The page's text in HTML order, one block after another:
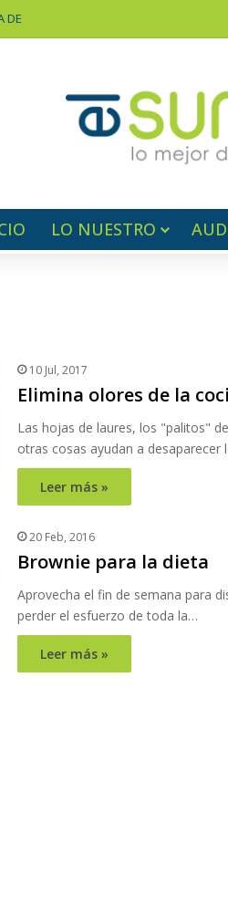
DE
LO NUESTRO
10 Jul, 2017
Elimina olores de la
Las hojas de laures, los "palitos"
otras cosas ayudan a desaparecer
Leer más »
20 Feb, 2016
Brownie para la dieta
Aprovecha el fin de semana para
perder el esfuerzo de toda la…
Leer más »